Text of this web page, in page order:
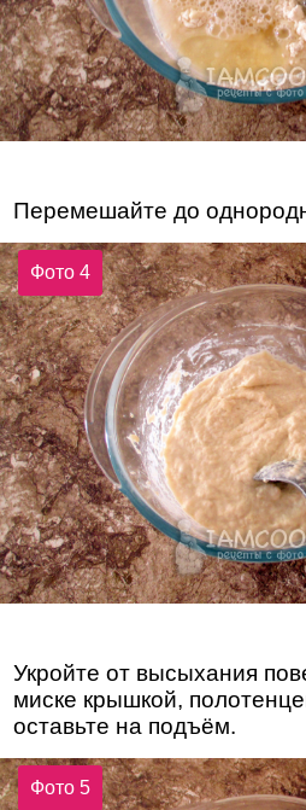
Перемешайте до
Фото 4
Укройте от высыхания
миске крышкой,
оставьте на подъём.
Фото 5